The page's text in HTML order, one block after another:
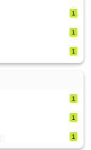
1
1
1
1
1
1